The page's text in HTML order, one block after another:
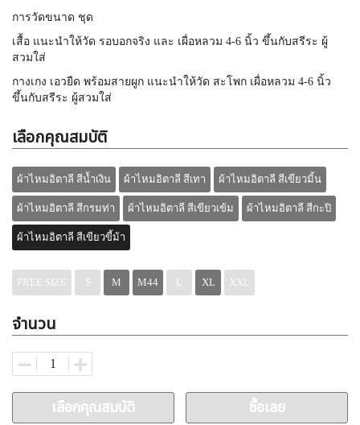
การวัดขนาด ชุด
เสื้อ แนะนำให้วัด รอบอกจริง และ เผื่อหลวม 4-6 นิ้ว ขึ้นกับสรีระ ผู้
สวมใส่
กางเกง เอวยืด พร้อมสายผูก แนะนำให้วัด สะโพก เผื่อหลวม 4-6 นิ้ว
ขึ้นกับสรีระ ผู้สวมใส่
เลือกคุณสมบัติ
ผ้าไหมอิตาลี สีน้ำเงิน ผ้าไหมอิตาลี สีเทา ผ้าไหมอิตาลี สีเขียวมิ้น
ผ้าไหมอิตาลี สีกรมท่า ผ้าไหมอิตาลี สีเขียวเข้ม ผ้าไหมอิตาลี สีกะปิ
ผ้าไหมอิตาลี สีเขียวขี้ม้า
FREE SIZE S M M44 L XL XXL
จำนวน
เลือกคุณสมบัติ ซื้อเลย